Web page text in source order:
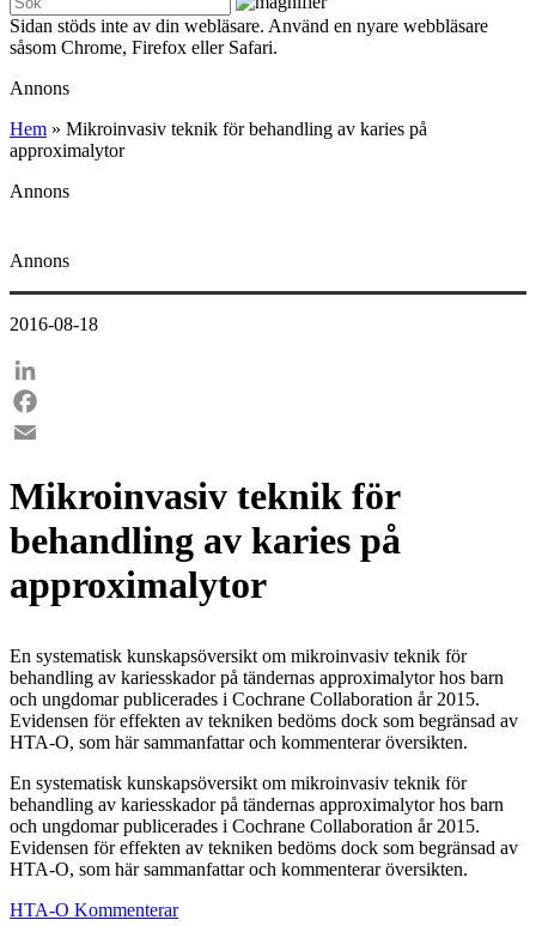
Sidan stöds inte av din webläsare. Använd en nyare webbläsare
såsom Chrome, Firefox eller Safari.
Annons
Hem » Mikroinvasiv teknik för behandling av karies på
approximalytor
Annons
Annons
2016-08-18
LinkedIn
Facebook
Mikroinvasiv teknik för
behandling av karies på
approximalytor
En systematisk kunskapsöversikt om mikroinvasiv teknik för
behandling av kariesskador på tändernas approximalytor hos barn
och ungdomar publicerades i Cochrane Collaboration år 2015.
Evidensen för effekten av tekniken bedöms dock som begränsad av
HTA-O, som här sammanfattar och kommenterar översikten.
En systematisk kunskapsöversikt om mikroinvasiv teknik för
behandling av kariesskador på tändernas approximalytor hos barn
och ungdomar publicerades i Cochrane Collaboration år 2015.
Evidensen för effekten av tekniken bedöms dock som begränsad av
HTA-O, som här sammanfattar och kommenterar översikten.
HTA-O Kommenterar